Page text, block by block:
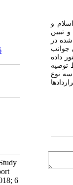
6
و
تبیین
در
جوانب
داده
توصیه
سه نوع
و در دو نوع از قراردادها